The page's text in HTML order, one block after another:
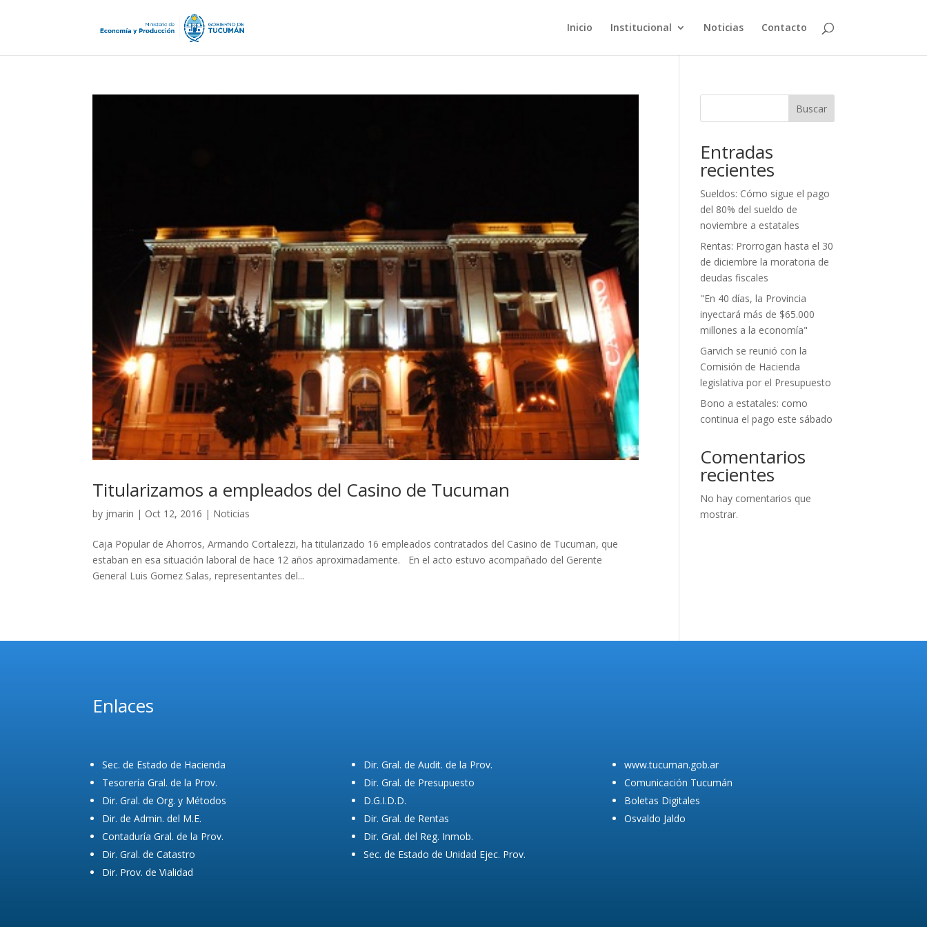
Inicio Institucional Noticias Contacto
Titularizamos a empleados del Casino de Tucuman
by jmarin | Oct 12, 2016 | Noticias
Caja Popular de Ahorros, Armando Cortalezzi, ha titularizado 16 empleados contratados del Casino de Tucuman, que
estaban en esa situación laboral de hace 12 años aproximadamente. En el acto estuvo acompañado del Gerente
General Luis Gomez Salas, representantes del...
Buscar
Entradas
recientes
Sueldos: Cómo sigue el pago
del 80% del sueldo de
noviembre a estatales
Rentas: Prorrogan hasta el 30
de diciembre la moratoria de
deudas fiscales
"En 40 días, la Provincia
inyectará más de $65.000
millones a la economía"
Garvich se reunió con la
Comisión de Hacienda
legislativa por el Presupuesto
Bono a estatales: como
continua el pago este sábado
Comentarios
recientes
No hay comentarios que
mostrar.
Enlaces
Sec. de Estado de Hacienda
Tesorería Gral. de la Prov.
Dir. Gral. de Org. y Métodos
Dir. de Admin. del M.E.
Contaduría Gral. de la Prov.
Dir. Gral. de Catastro
Dir. Prov. de Vialidad
Dir. Gral. de Audit. de la Prov.
Dir. Gral. de Presupuesto
D.G.I.D.D.
Dir. Gral. de Rentas
Dir. Gral. del Reg. Inmob.
Sec. de Estado de Unidad Ejec. Prov.
www.tucuman.gob.ar
Comunicación Tucumán
Boletas Digitales
Osvaldo Jaldo